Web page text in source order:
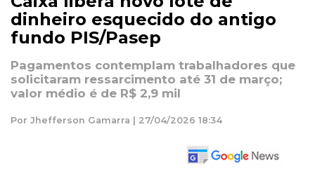
dinheiro esquecido do antigo
fundo PIS/Pasep
Pagamentos contemplam trabalhadores que
solicitaram ressarcimento até 31 de março;
valor médio é de R$ 2,9 mil
Por Jhefferson Gamarra | 27/04/2026 18:34